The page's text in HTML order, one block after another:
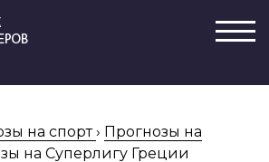
на спорт › Прогнозы на
на Суперлигу Греции